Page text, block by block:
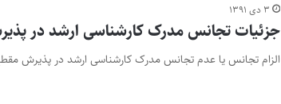
۳ دی ۱۳۹۱
جزئیات تجانس مدرک کارشناسی ارشد در
الزام تجانس یا عدم تجانس مدرک کارشناسی ارشد در پذیرش